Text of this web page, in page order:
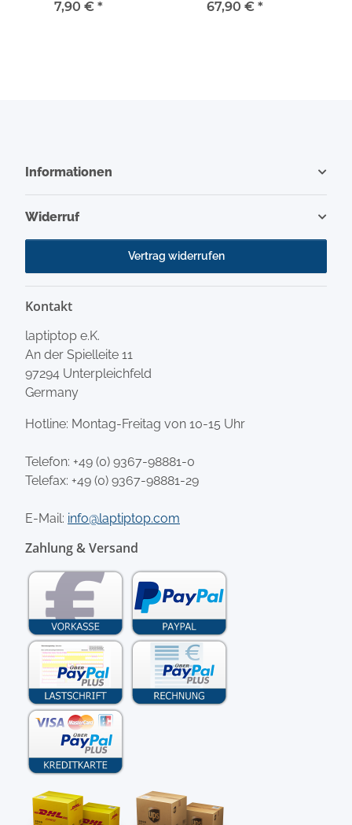
Pentalobe
7,90 € *
passend für Innolux
67,90 € *
Informationen
Widerruf
Vertrag widerrufen
Kontakt
laptiptop e.K.
An der Spielleite 11
97294 Unterpleichfeld
Germany
Hotline: Montag-Freitag von 10-15 Uhr
Telefon: +49 (0) 9367-98881-0
Telefax: +49 (0) 9367-98881-29
E-Mail: info@laptiptop.com
Zahlung & Versand